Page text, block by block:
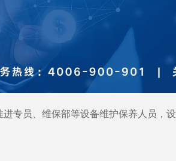
专员、维保部等设备维护保养人员，设